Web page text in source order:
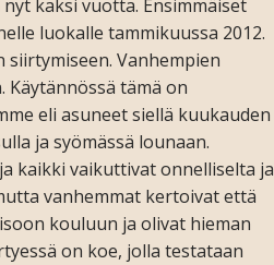
kaksi vuotta. Ensimmäiset
luokalle tammikuussa 2012.
Vanhempien
tämä on
eli asuneet siellä kuukauden
ja syömässä lounaan.
kaikki vaikuttivat onnelliselta ja
vanhemmat kertoivat että
kouluun ja olivat hieman
on koe, jolla testataan